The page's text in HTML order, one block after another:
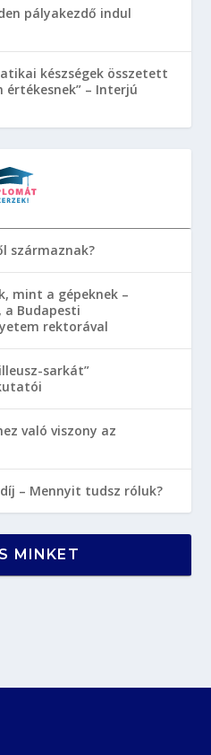
pályakezdő indul
készségek összetett
– Interjú
származnak?
mint a gépeknek –
a Budapesti
rektorával
sarkát”
való viszony az
– Mennyit tudsz róluk?
MINKET